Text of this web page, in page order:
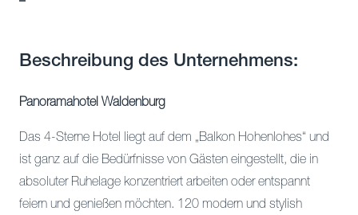
Beschreibung des Unternehmens:
Panoramahotel Waldenburg
Das 4-Sterne Hotel liegt auf dem „Balkon Hohenlohes“ und
ist ganz auf die Bedürfnisse von Gästen eingestellt, die in
absoluter Ruhelage konzentriert arbeiten oder entspannt
feiern und genießen möchten. 120 modern und stylish